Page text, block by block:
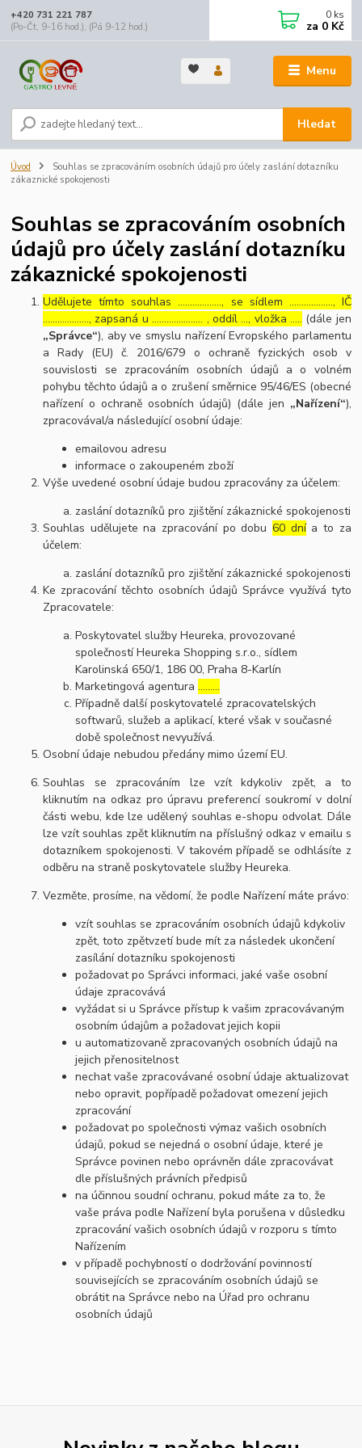
Menu
Hledat
+420 731 221 787
(Po-Čt, 9-16 hod.), (Pá 9-12 hod.)
0 ks
za 0 Kč
Úvod
Souhlas se zpracováním osobních údajů pro účely zaslání dotazníku
zákaznické spokojenosti
Souhlas se zpracováním osobních
údajů pro účely zaslání dotazníku
zákaznické spokojenosti
Udělujete tímto souhlas ……………..., se sídlem ………………, IČ
………………., zapsaná u ………………… , oddíl …, vložka ….. (dále jen
„Správce“), aby ve smyslu nařízení Evropského parlamentu
a Rady (EU) č. 2016/679 o ochraně fyzických osob v
souvislosti se zpracováním osobních údajů a o volném
pohybu těchto údajů a o zrušení směrnice 95/46/ES (obecné
nařízení o ochraně osobních údajů) (dále jen „Nařízení“),
zpracovával/a následující osobní údaje:
emailovou adresu
informace o zakoupeném zboží
Výše uvedené osobní údaje budou zpracovány za účelem:
zaslání dotazníků pro zjištění zákaznické spokojenosti
Souhlas udělujete na zpracování po dobu60 dnía to za
účelem:
zaslání dotazníků pro zjištění zákaznické spokojenosti
Ke zpracování těchto osobních údajů Správce využívá tyto
Zpracovatele:
Poskytovatel služby Heureka, provozované
společností Heureka Shopping s.r.o., sídlem
Karolinská 650/1, 186 00, Praha 8-Karlín
Marketingová agentura………
Případně další poskytovatelé zpracovatelských
softwarů, služeb a aplikací, které však v současné
době společnost nevyužívá.
Osobní údaje nebudou předány mimo území EU.
Souhlas se zpracováním lze vzít kdykoliv zpět, a to
kliknutím na odkaz pro úpravu preferencí soukromí v dolní
části webu, kde lze udělený souhlas e-shopu odvolat. Dále
lze vzít souhlas zpět kliknutím na příslušný odkaz v emailu s
dotazníkem spokojenosti. V takovém případě se odhlásíte z
odběru na straně poskytovatele služby Heureka.
Vezměte, prosíme, na vědomí, že podle Nařízení máte právo:
vzít souhlas se zpracováním osobních údajů kdykoliv
zpět, toto zpětvzetí bude mít za následek ukončení
zasílání dotazníku spokojenosti
požadovat po Správci informaci, jaké vaše osobní
údaje zpracovává
vyžádat si u Správce přístup k vašim zpracovávaným
osobním údajům a požadovat jejich kopii
u automatizovaně zpracovaných osobních údajů na
jejich přenositelnost
nechat vaše zpracovávané osobní údaje aktualizovat
nebo opravit, popřípadě požadovat omezení jejich
zpracování
požadovat po společnosti výmaz vašich osobních
údajů, pokud se nejedná o osobní údaje, které je
Správce povinen nebo oprávněn dále zpracovávat
dle příslušných právních předpisů
na účinnou soudní ochranu, pokud máte za to, že
vaše práva podle Nařízení byla porušena v důsledku
zpracování vašich osobních údajů v rozporu s tímto
Nařízením
v případě pochybností o dodržování povinností
souvisejících se zpracováním osobních údajů se
obrátit na Správce nebo na Úřad pro ochranu
osobních údajů